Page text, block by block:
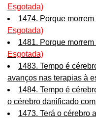
Esgotada)
1474. Porque
Esgotada)
1481. Porque
Esgotada)
1483. Tempo é
avanços nas terapias à
1484. Tempo é
o cérebro danificado
1473. Terá o cérebro